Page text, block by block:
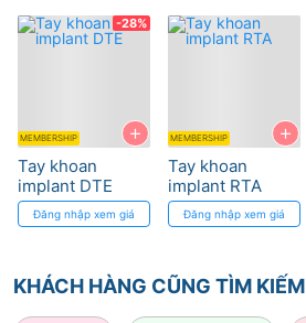
+
-28%
MEMBERSHIP
Tay khoan
implant DTE
Đăng nhập xem giá
+
MEMBERSHIP
Tay khoan
implant RTA
Đăng nhập xem giá
KHÁCH HÀNG CŨNG TÌM KIẾM